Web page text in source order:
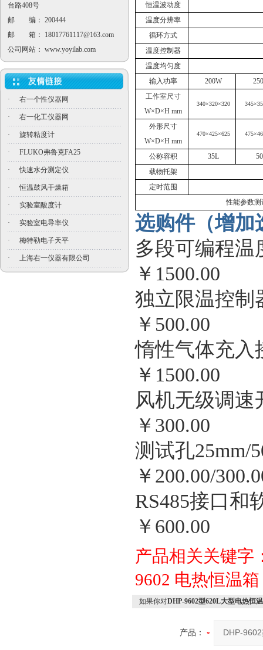
台路408号
邮 编： 200444
邮 箱：
18017761117@163.com
公司网站： www.yoyilab.com
· 右一个性仪器网
· 右一化工仪器网
· 旋转粘度计
· FLUKO弗鲁克FA25
· 快速水分测定仪
· 恒温鼓风干燥箱
· 实验室酸度计
· 实验室电导率仪
· 梅特勒电子天平
· 上海右一仪器有限公司
恒温波动度
温度分辨率
循环方式
温度控制器
温度均匀度
输入功率
200W
工作室尺寸
W×D×H mm
340×320×320
外形尺寸
W×D×H mm
470×425×625
公称容积 35L
载物托架
定时范围
性能参数
选购件（增加
多段可编
￥ 1500.00
独立限温
￥ 500.00
惰性气体充入
￥ 1500.00
风机无级调速
￥ 300.00
测试孔25mm/
￥ 200.00/
RS485接口
￥ 600.00
产品相关关键字
9602 电热恒温箱
如果你对DHP-9602型620L大型电热恒
产品：